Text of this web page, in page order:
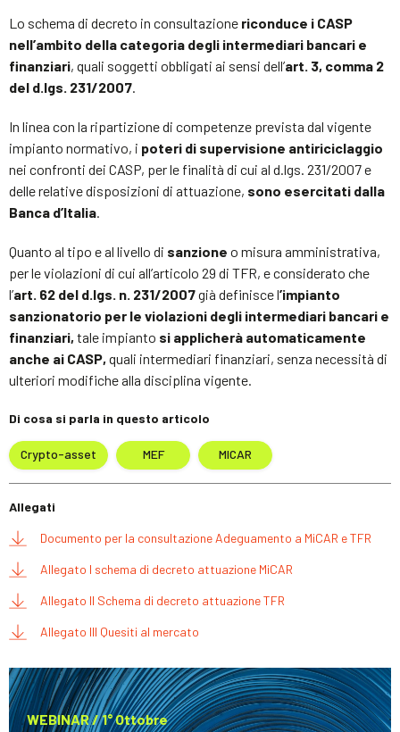
Lo schema di decreto in consultazione riconduce i CASP
nell’ambito della categoria degli intermediari bancari e
finanziari, quali soggetti obbligati ai sensi dell’art. 3, comma 2
del d.lgs. 231/2007.
In linea con la ripartizione di competenze prevista dal vigente
impianto normativo, i poteri di supervisione antiriciclaggio
nei confronti dei CASP, per le finalità di cui al d.lgs. 231/2007 e
delle relative disposizioni di attuazione, sono esercitati dalla
Banca d’Italia.
Quanto al tipo e al livello di sanzione o misura amministrativa,
per le violazioni di cui all’articolo 29 di TFR, e considerato che
l’art. 62 del d.lgs. n. 231/2007già definisce l’impianto
sanzionatorio per le violazioni degli intermediari bancari e
finanziari, tale impianto si applicherà automaticamente
anche ai CASP, quali intermediari finanziari, senza necessità di
ulteriori modifiche alla disciplina vigente.
Di cosa si parla in questo articolo
Crypto-asset MEF MICAR
Allegati
Documento per la consultazione Adeguamento a MiCAR e TFR
Allegato I schema di decreto attuazione MiCAR
Allegato II Schema di decreto attuazione TFR
Allegato III Quesiti al mercato
WEBINAR / 1° Ottobre